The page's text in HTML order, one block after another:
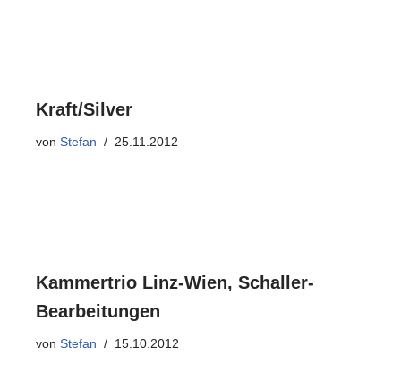
Kraft/Silver
von Stefan 25.11.2012
Kammertrio Linz-Wien, Schaller-
Bearbeitungen
von Stefan 15.10.2012